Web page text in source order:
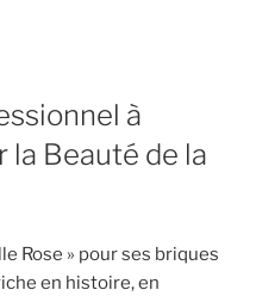
à
la Beauté de la
Rose » pour ses briques
en histoire, en